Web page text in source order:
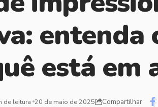
entenda
está em
de leitura 20 de maio de 2025 Compartilhar